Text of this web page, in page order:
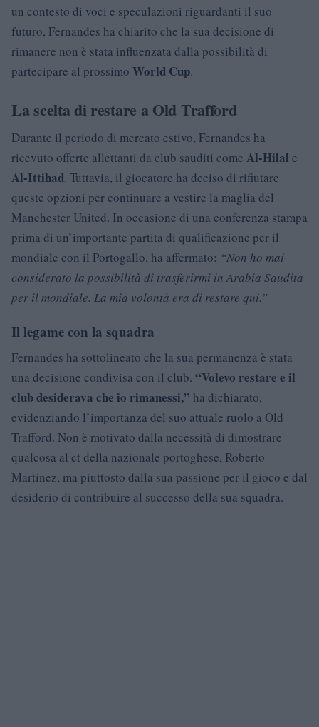
un contesto di voci e speculazioni riguardanti il suo
futuro, Fernandes ha chiarito che la sua decisione di
rimanere non è stata influenzata dalla possibilità di
partecipare al prossimo World Cup.
La scelta di restare a Old Trafford
Durante il periodo di mercato estivo, Fernandes ha
ricevuto offerte allettanti da club sauditi come Al-Hilal e
Al-Ittihad. Tuttavia, il giocatore ha deciso di rifiutare
queste opzioni per continuare a vestire la maglia del
Manchester United. In occasione di una conferenza stampa
prima di un’importante partita di qualificazione per il
mondiale con il Portogallo, ha affermato: “Non ho mai
considerato la possibilità di trasferirmi in Arabia Saudita
per il mondiale. La mia volontà era di restare qui.”
Il legame con la squadra
Fernandes ha sottolineato che la sua permanenza è stata
una decisione condivisa con il club. “Volevo restare e il
club desiderava che io rimanessi,” ha dichiarato,
evidenziando l’importanza del suo attuale ruolo a Old
Trafford. Non è motivato dalla necessità di dimostrare
qualcosa al ct della nazionale portoghese, Roberto
Martinez, ma piuttosto dalla sua passione per il gioco e dal
desiderio di contribuire al successo della sua squadra.